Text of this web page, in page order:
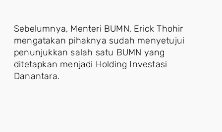
Sebelumnya, Menteri BUMN, Erick Thohir
mengatakan pihaknya sudah menyetujui
penunjukkan salah satu BUMN yang
ditetapkan menjadi Holding Investasi
Danantara.